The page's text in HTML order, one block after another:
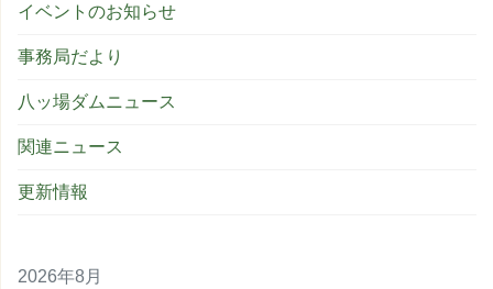
イベントのお知らせ
事務局だより
八ッ場ダムニュース
関連ニュース
更新情報
2026年8月